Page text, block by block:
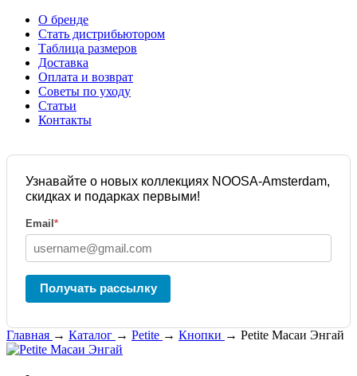
О бренде
Стать дистрибьютором
Таблица размеров
Доставка
Оплата и возврат
Советы по уходу
Статьи
Контакты
Узнавайте о новых коллекциях NOOSA-Amsterdam,
скидках и подарках первыми!
Email *
Получать рассылку
Главная → Каталог → Petite → Кнопки → Petite Масаи Энгай